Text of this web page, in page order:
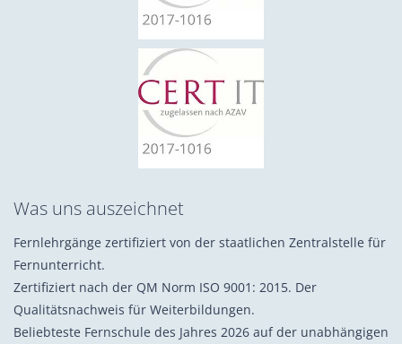
Was uns auszeichnet
Fernlehrgänge zertifiziert von der staatlichen Zentralstelle für
Fernunterricht.
Zertifiziert nach der QM Norm ISO 9001: 2015. Der
Qualitätsnachweis für Weiterbildungen.
Beliebteste Fernschule des Jahres 2026 auf der unabhängigen